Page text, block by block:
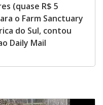
(quase R$ 5
o Farm Sanctuary
do Sul, contou
Daily Mail